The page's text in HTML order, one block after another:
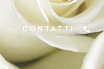
CONTATTI